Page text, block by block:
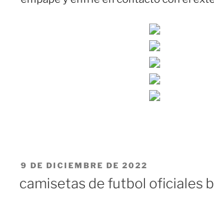
PUBLICADO
9 DE DICIEMBRE DE 2022
camisetas de futbol oficiales